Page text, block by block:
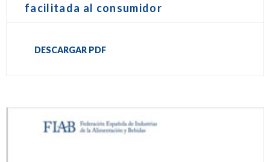
facilitada al consumidor
DESCARGAR PDF